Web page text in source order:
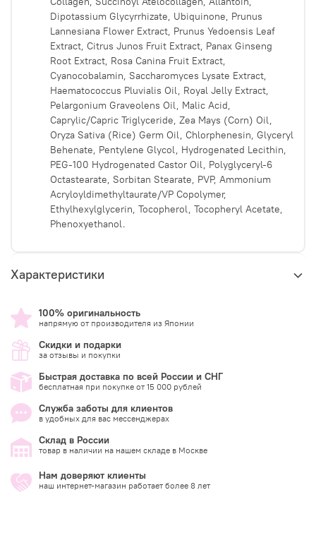
Dipotassium Glycyrrhizate, Ubiquinone, Prunus
Lannesiana Flower Extract, Prunus Yedoensis Leaf
Extract, Citrus Junos Fruit Extract, Panax Ginseng
Root Extract, Rosa Canina Fruit Extract,
Cyanocobalamin, Saccharomyces Lysate Extract,
Haematococcus Pluvialis Oil, Royal Jelly Extract,
Pelargonium Graveolens Oil, Malic Acid,
Caprylic/Capric Triglyceride, Zea Mays (Corn) Oil,
Oryza Sativa (Rice) Germ Oil, Chlorphenesin, Glyceryl
Behenate, Pentylene Glycol, Hydrogenated Lecithin,
PEG-100 Hydrogenated Castor Oil, Polyglyceryl-6
Octastearate, Sorbitan Stearate, PVP, Ammonium
Acryloyldimethyltaurate/VP Copolymer,
Ethylhexylglycerin, Tocopherol, Tocopheryl Acetate,
Phenoxyethanol.
Характеристики
100% оригинальность
напрямую от производителя из Японии
Скидки и подарки
за отзывы и покупки
Быстрая доставка по всей России и СНГ
бесплатная при покупке от 15 000 рублей
Служба заботы для клиентов
в удобных для вас мессенджерах
Склад в России
товар в наличии на нашем складе в Москве
Нам доверяют клиенты
наш интернет-магазин работает более 8 лет